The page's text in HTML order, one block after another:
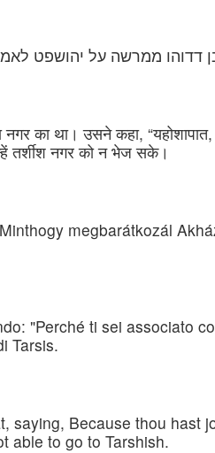
דדוהו ממרשה על יהושפט
का था। उसने कहा,
तर्शीश नगर को न भेज सके।
megbarátkozál
"Perché ti sei associato
Tarsis.
saying, Because thou hast
able to go to Tarshish.